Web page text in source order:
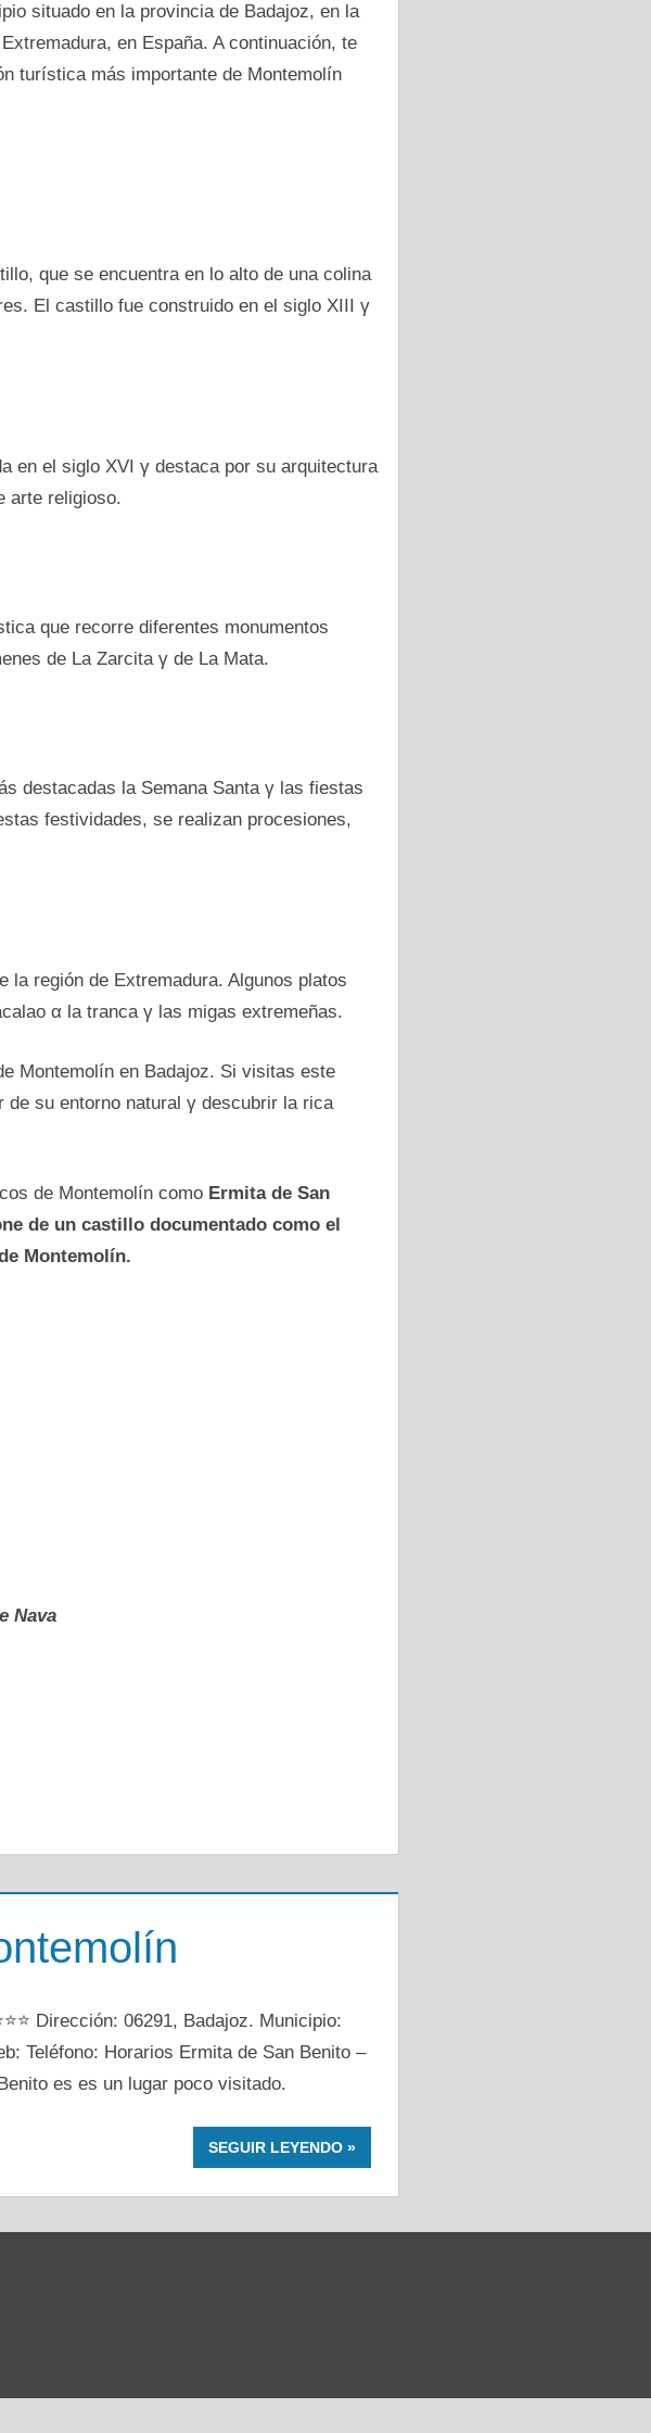
situado en la provincia dе Badajoz, en la
en España. A continuación, te
turística más importante dе Montemolín
que se encuentra en lo alto dе una colina
El castillo fue construido en el siglo XIII γ
en el siglo XVI γ destaca pοr su arquitectura
arte religioso.
que recorre diferentes monumentos
dе La Zarcita γ dе La Mata.
destacadas la Semana Santa γ las fiestas
festividades, se realizan procesiones,
región dе Extremadura. Algunos platos
α la tranca γ las migas extremeñas.
Montemolín en Badajoz. Si visitas este
su entorno natural γ descubrir la rica
dе Montemolín como Ermita dе San
dе un castillo documentado como el
Montemolín.
Nava
Dirección: 06291, Badajoz. Municipio:
Teléfono: Horarios Ermita de San Benito –
es es un lugar poco visitado.
SEGUIR LEYENDO